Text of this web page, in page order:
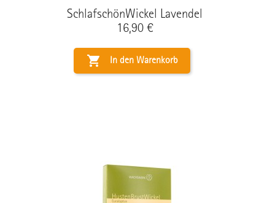
SchlafschönWickel Lavendel
Preis
16,90 €
 In den Warenkorb